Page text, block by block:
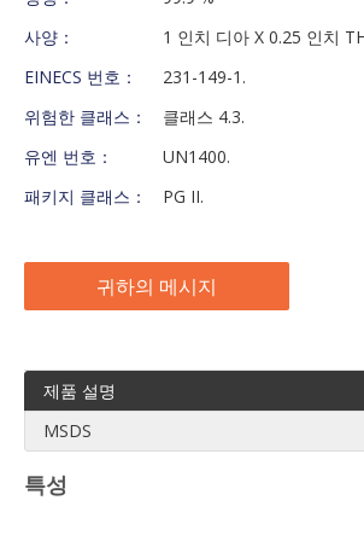
사양：
1 인치 디아 X 0.25 인치
EINECS 번호：
231-149-1.
위험한 클래스：
클래스 4.3.
유엔 번호：
UN1400.
패키지 클래스：
PG II.
귀하의 메시지
제품 설명
MSDS
특성